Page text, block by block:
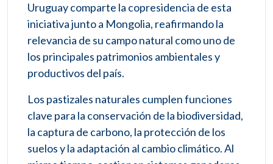
Uruguay comparte la copresidencia de esta
iniciativa junto a Mongolia, reafirmando la
relevancia de su campo natural como uno de
los principales patrimonios ambientales y
productivos del país.
Los pastizales naturales cumplen funciones
clave para la conservación de la biodiversidad,
la captura de carbono, la protección de los
suelos y la adaptación al cambio climático. Al